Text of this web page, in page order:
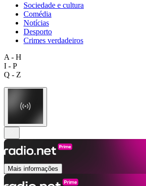
Sociedade e cultura
Comédia
Notícias
Desporto
Crimes verdadeiros
A - H
I - P
Q - Z
Mais informações